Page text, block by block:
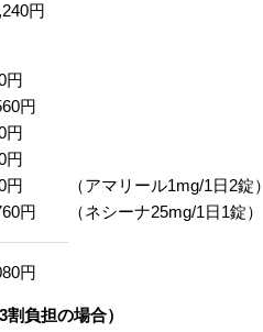
円
円
円
円
円
円
円
（アマリール1mg/1日2錠）
（ネシーナ25mg/1日1錠）
円
負担の場合）